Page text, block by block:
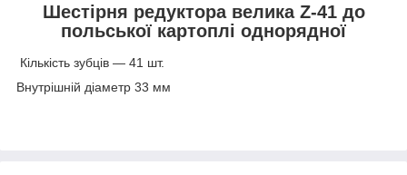
Шестірня редуктора велика Z-41 до
польської картоплі однорядної
Кількість зубців — 41 шт.
Внутрішній діаметр 33 мм